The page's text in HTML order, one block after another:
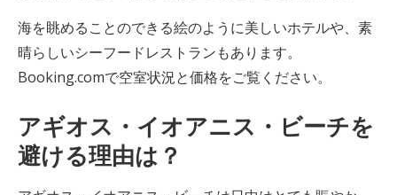
海を眺めることのできる絵のように美しいホテルや、素
晴らしいシーフードレストランもあります。
Booking.comで空室状況と価格をご覧ください。
アギオス・イオアニス・ビーチを
避ける理由は？